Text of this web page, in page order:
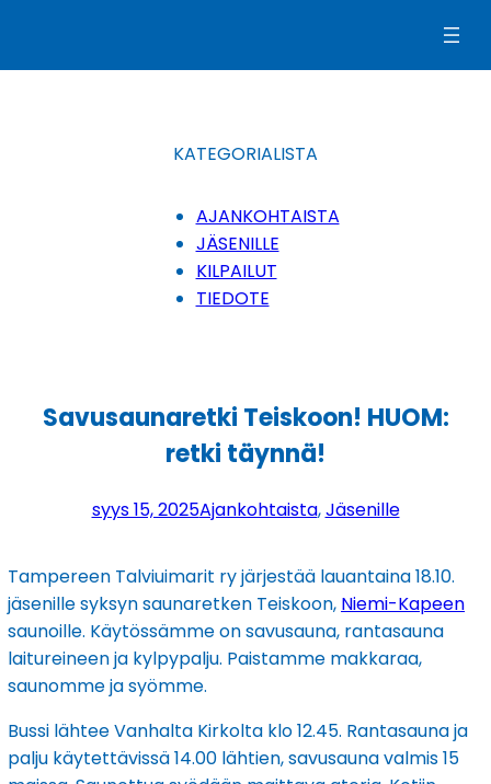
KATEGORIALISTA
AJANKOHTAISTA
JÄSENILLE
KILPAILUT
TIEDOTE
Savusaunaretki Teiskoon! HUOM:
retki täynnä!
syys 15, 2025Ajankohtaista, Jäsenille
Tampereen Talviuimarit ry järjestää lauantaina 18.10.
jäsenille syksyn saunaretken Teiskoon, Niemi-Kapeen
saunoille. Käytössämme on savusauna, rantasauna
laitureineen ja kylpypalju. Paistamme makkaraa,
saunomme ja syömme.
Bussi lähtee Vanhalta Kirkolta klo 12.45. Rantasauna ja
palju käytettävissä 14.00 lähtien, savusauna valmis 15